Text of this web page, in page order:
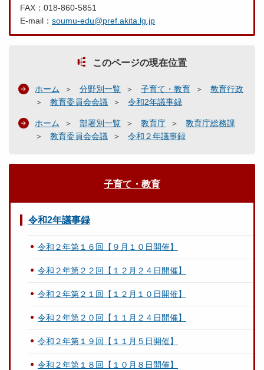
FAX：018-860-5851
E-mail： soumu-edu@pref.akita.lg.jp
このページの現在位置
ホーム 分野別一覧 子育て・教育
教育行政
教育委員会会議
令和2年議事録
ホーム 部署別一覧 教育庁
教育庁総務課
教育委員会会議
令和２年議事録
子育て・教育
令和2年議事録
令和２年第１６回【９月１０日開催】
令和２年第２２回【１２月２４日開催】
令和２年第２１回【１２月１０日開催】
令和２年第２０回【１１月２４日開催】
令和２年第１９回【１１月５日開催】
令和２年第１８回【１０月８日開催】